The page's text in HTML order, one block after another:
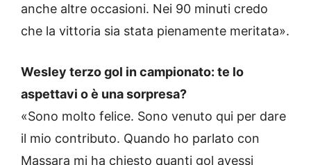
anche altre occasioni. Nei 90 minuti credo
che la vittoria sia stata pienamente meritata».
Wesley terzo gol in campionato: te lo
aspettavi o è una sorpresa?
«Sono molto felice. Sono venuto qui per dare
il mio contributo. Quando ho parlato con
Massara mi ha chiesto quanti gol avessi